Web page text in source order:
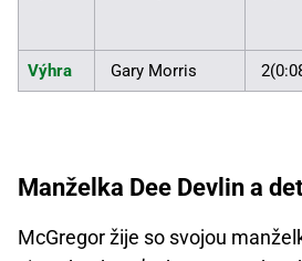
Výhra Gary Morris
Manželka Dee Devlin a
McGregor žije so svojou